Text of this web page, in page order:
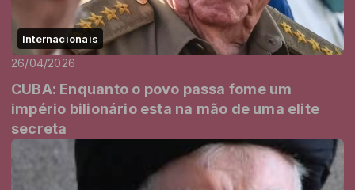
Internacionais
26/04/2026
CUBA: Enquanto o povo passa fome um
império bilionário esta na mão de uma elite
secreta